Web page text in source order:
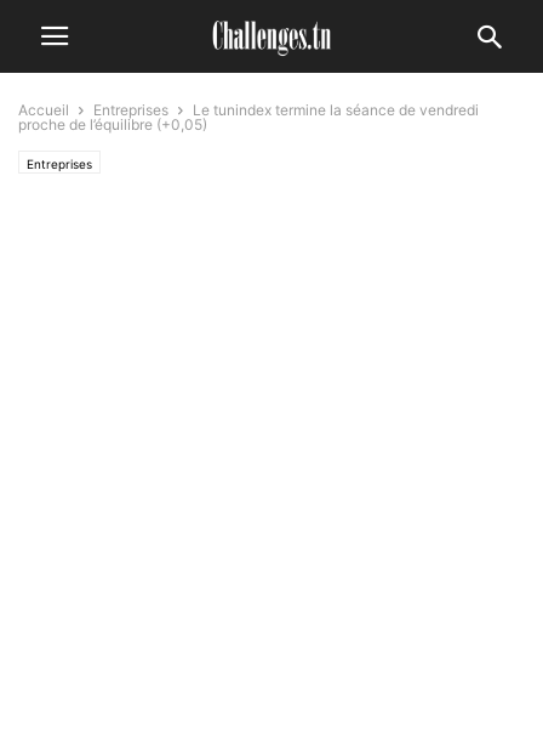
Accueil Entreprises
Le tunindex termine la séance de vendredi
proche de l’équilibre (+0,05)
Entreprises